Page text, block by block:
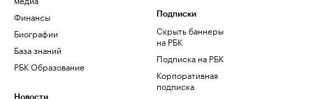
Финансы
Биографии
База знаний
РБК Образование
Новости
Подписки
Скрыть баннеры
на РБК
Подписка на РБК
Корпоративная
подписка